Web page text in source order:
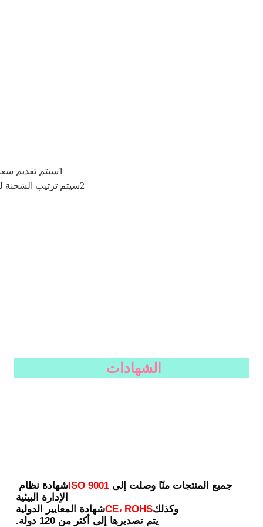
1سيتم تقديم سعر FOB إذا كان لدينا كمية وغيرها من المعلومات.
2سيتم ترتيب الشحنة للعملاء من قبل شركتنا، عن طريق الجو أو البحر.
الشهادات
جميع المنتجات منّا وصلت إلى ISO 9001
الإدارة البيئية
وكذلكCE، ROHSشهادة المعايير الدولية
يتم تصديرها إلى أكثر من 120 دولة.